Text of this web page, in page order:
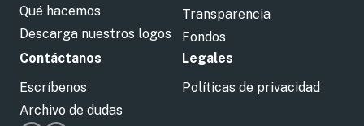
Qué hacemos
Descarga nuestros logos
Transparencia
Fondos
Contáctanos
Escríbenos
Archivo de dudas
Legales
Políticas de privacidad